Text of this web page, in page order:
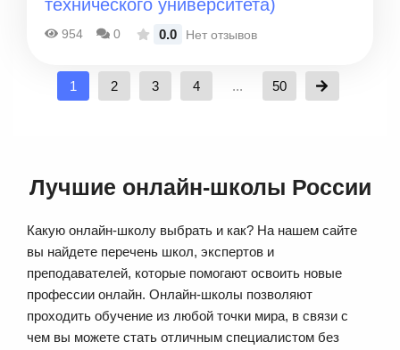
технического университета)
954 0 0.0 Нет отзывов
1 2 3 4 ... 50
Лучшие онлайн-школы России
Какую онлайн-школу выбрать и как? На нашем сайте
вы найдете перечень школ, экспертов и
преподавателей, которые помогают освоить новые
профессии онлайн. Онлайн-школы позволяют
проходить обучение из любой точки мира, в связи с
чем вы можете стать отличным специалистом без